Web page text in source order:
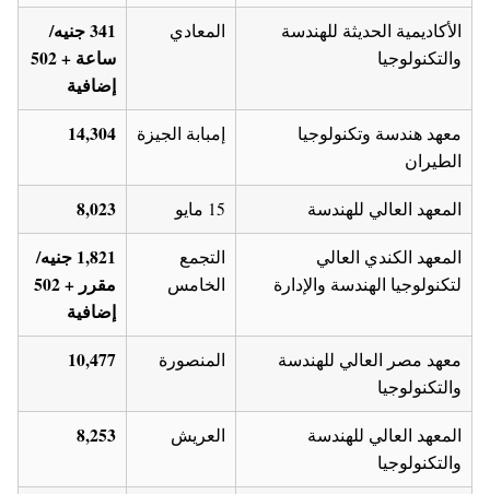
الأكاديمية الحديثة للهندسة
والتكنولوجيا
المعادي
341 جنيه/
ساعة + 502
إضافية
معهد هندسة وتكنولوجيا
الطيران
إمبابة الجيزة 14,304
المعهد العالي للهندسة 15 مايو 8,023
المعهد الكندي العالي
لتكنولوجيا الهندسة والإدارة
التجمع
الخامس
1,821 جنيه/
مقرر + 502
إضافية
معهد مصر العالي للهندسة
والتكنولوجيا
المنصورة 10,477
المعهد العالي للهندسة
والتكنولوجيا
العريش 8,253